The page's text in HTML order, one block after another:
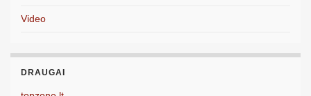
Video
DRAUGAI